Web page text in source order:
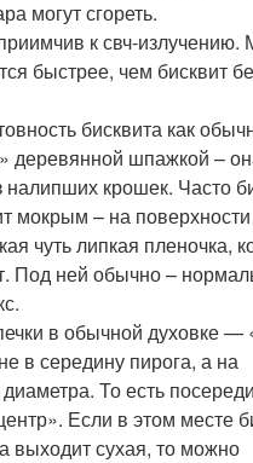
могут сгореть.
к свч-излучению.
быстрее, чем бисквит
бисквита как
деревянной шпажкой –
налипших крошек. Часто
мокрым – на поверхности
чуть липкая пленочка,
Под ней обычно –
в обычной духовке —
в середину пирога, а на
То есть
Если в этом месте
выходит сухая, то можно